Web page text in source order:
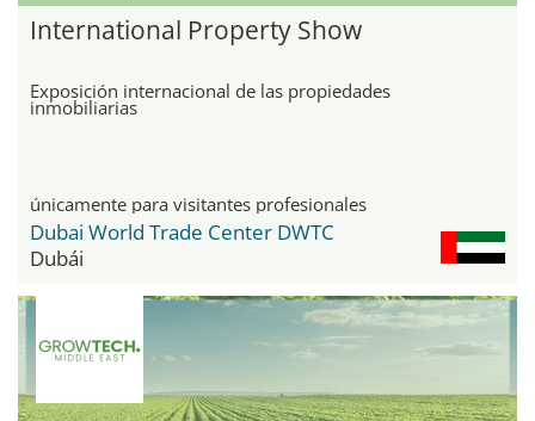
International Property Show
Exposición internacional de las propiedades
inmobiliarias
únicamente para visitantes profesionales
Dubai World Trade Center DWTC
Dubái